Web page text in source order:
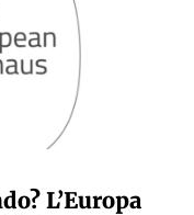
L’Europa